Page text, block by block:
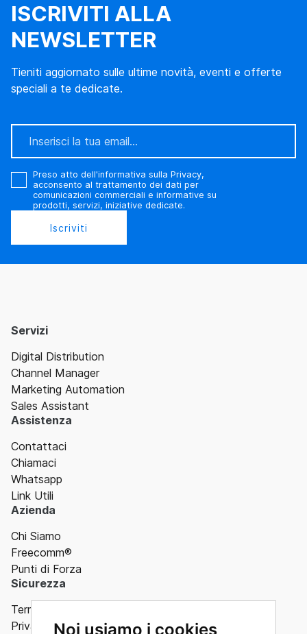
Noi usiamo i cookies
ISCRIVITI ALLA
NEWSLETTER
Tieniti aggiornato sulle ultime novità, eventi e offerte
speciali a te dedicate.
Iscriviti
Preso atto dell'informativa sulla Privacy,
acconsento al trattamento dei dati per
comunicazioni commerciali e informative su
prodotti, servizi, iniziative dedicate.
Servizi
Digital Distribution
Channel Manager
Marketing Automation
Sales Assistant
Assistenza
Contattaci
Chiamaci
Whatsapp
Link Utili
Azienda
Chi Siamo
Freecomm®
Punti di Forza
Sicurezza
Termini
Privacy